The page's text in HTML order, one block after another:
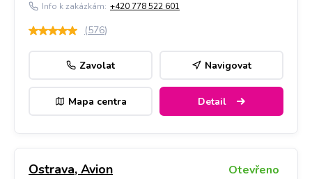
Info k zakázkám: +420 778 522 601
(576)
Zavolat Navigovat
Mapa centra Detail
Ostrava, Avion Otevřeno